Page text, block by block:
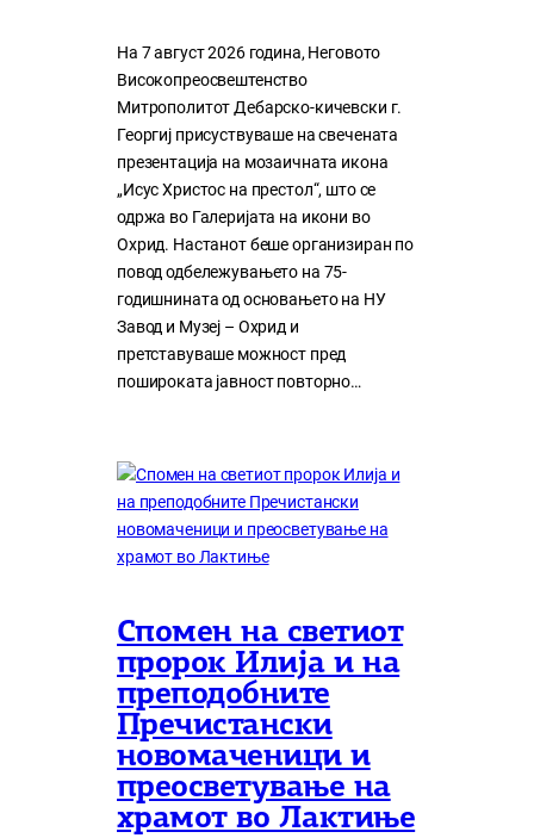
На 7 август 2026 година, Неговото
Високопреосвештенство
Митрополитот Дебарско-кичевски г.
Георгиј присуствуваше на свечената
презентација на мозаичната икона
„Исус Христос на престол“, што се
одржа во Галеријата на икони во
Охрид. Настанот беше организиран по
повод одбележувањето на 75-
годишнината од основањето на НУ
Завод и Музеј – Охрид и
претставуваше можност пред
пошироката јавност повторно…
Спомен на светиот
пророк Илија и на
преподобните
Пречистански
новомаченици и
преосветување на
храмот во Лактиње